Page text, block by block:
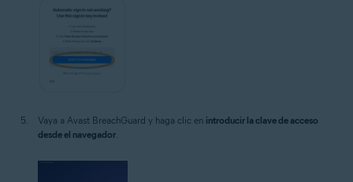
Vaya a Avast BreachGuard y haga clic en introducir la clave de acceso
desde el navegador